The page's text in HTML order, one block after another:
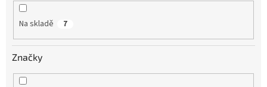
Na skladě 7
Značky